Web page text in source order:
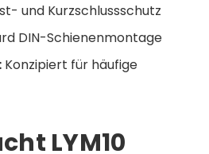
und Kurzschlussschutz
DIN-Schienenmontage
Konzipiert für häufige
LYM10